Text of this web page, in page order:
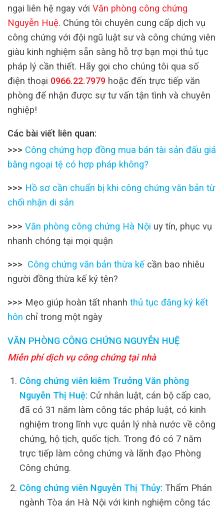
ngại liên hệ ngay với Văn phòng công chứng
Nguyễn Huệ. Chúng tôi chuyên cung cấp dịch vụ
công chứng với đội ngũ luật sư và công chứng viên
giàu kinh nghiệm sẵn sàng hỗ trợ bạn mọi thủ tục
pháp lý cần thiết. Hãy gọi cho chúng tôi qua số
điện thoại 0966.22.7979 hoặc đến trực tiếp văn
phòng để nhận được sự tư vấn tận tình và chuyên
nghiệp!
Các bài viết liên quan:
>>> Công chứng hợp đồng mua bán tài sản đấu giá
bằng ngoại tệ có hợp pháp không?
>>> Hồ sơ cần chuẩn bị khi công chứng văn bản từ
chối nhận di sản
>>> Văn phòng công chứng Hà Nội uy tín, phục vụ
nhanh chóng tại mọi quận
>>> Công chứng văn bản thừa kế cần bao nhiêu
người đồng thừa kế ký tên?
>>> Mẹo giúp hoàn tất nhanh thủ tục đăng ký kết
hôn chỉ trong một ngày
VĂN PHÒNG CÔNG CHỨNG NGUYỄN HUỆ
Miễn phí dịch vụ công chứng tại nhà
Công chứng viên kiêm Trưởng Văn phòng
Nguyễn Thị Huệ: Cử nhân luật, cán bộ cấp cao,
đã có 31 năm làm công tác pháp luật, có kinh
nghiệm trong lĩnh vực quản lý nhà nước về công
chứng, hộ tịch, quốc tịch. Trong đó có 7 năm
trực tiếp làm công chứng và lãnh đạo Phòng
Công chứng.
Công chứng viên Nguyễn Thị Thủy: Thẩm Phán
ngành Tòa án Hà Nội với kinh nghiệm công tác